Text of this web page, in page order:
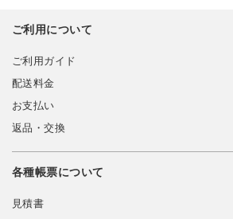
ご利用について
ご利用ガイド
配送料金
お支払い
返品・交換
各種帳票について
見積書